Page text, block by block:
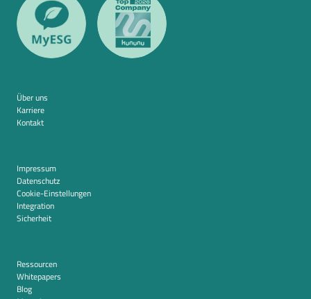
Über uns
Karriere
Kontakt
Impressum
Datenschutz
Cookie-Einstellungen
Integration
Sicherheit
Ressourcen
Whitepapers
Blog